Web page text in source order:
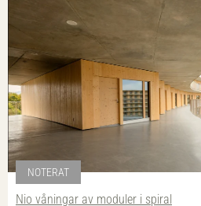
NOTERAT
Nio våningar av moduler i spiral